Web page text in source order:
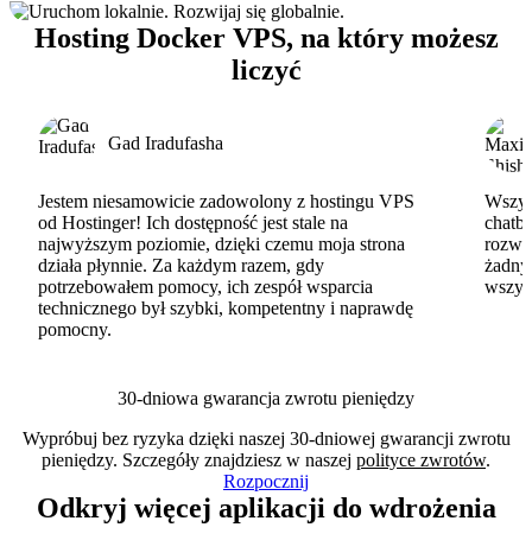
Hosting Docker VPS, na który możesz
liczyć
Gad Iradufasha
Jestem niesamowicie zadowolony z hostingu VPS
od Hostinger! Ich dostępność jest stale na
najwyższym poziomie, dzięki czemu moja strona
działa płynnie. Za każdym razem, gdy
potrzebowałem pomocy, ich zespół wsparcia
technicznego był szybki, kompetentny i naprawdę
pomocny.
30-dniowa gwarancja zwrotu pieniędzy
Wypróbuj bez ryzyka dzięki naszej 30-dniowej gwarancji zwrotu
pieniędzy. Szczegóły znajdziesz w naszej polityce zwrotów.
Rozpocznij
Odkryj więcej aplikacji do wdrożenia